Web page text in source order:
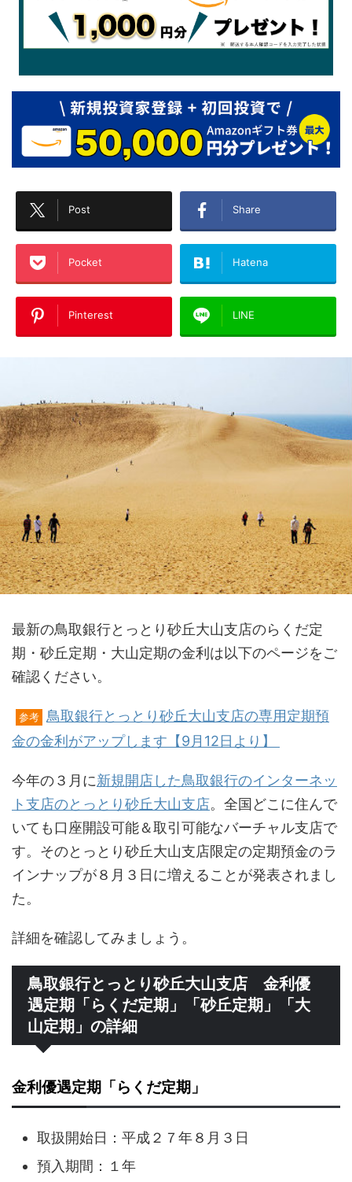
Post Share
Pocket Hatena
Pinterest LINE
最新の鳥取銀行とっとり砂丘大山支店のらくだ定
期・砂丘定期・大山定期の金利は以下のページをご
確認ください。
参考
鳥取銀行とっとり砂丘大山支店の専用定期預
金の金利がアップします【9月12日より】
今年の３月に新規開店した鳥取銀行のインターネッ
ト支店のとっとり砂丘大山支店。全国どこに住んで
いても口座開設可能＆取引可能なバーチャル支店で
す。そのとっとり砂丘大山支店限定の定期預金のラ
インナップが８月３日に増えることが発表されまし
た。
詳細を確認してみましょう。
鳥取銀行とっとり砂丘大山支店 金利優
遇定期「らくだ定期」「砂丘定期」「大
山定期」の詳細
金利優遇定期「らくだ定期」
取扱開始日：平成２７年８月３日
預入期間：１年